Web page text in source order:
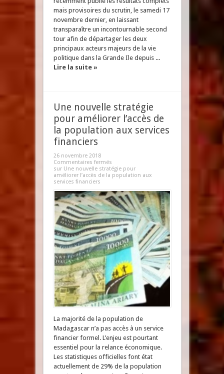
mais provisoires du scrutin, le samedi 17
novembre dernier, en laissant
transparaître un incontournable second
tour afin de départager les deux
principaux acteurs majeurs de la vie
politique dans la Grande Ile depuis ...
Lire la suite »
Une nouvelle stratégie
pour améliorer l’accès de
la population aux services
financiers
26 novembre 2018
Commentaires fermés
sur Une nouvelle stratégie pour
améliorer l’accès de la population aux
services financiers
La majorité de la population de
Madagascar n’a pas accès à un service
financier formel. L’enjeu est pourtant
essentiel pour la relance économique.
Les statistiques officielles font état
actuellement de 29% de la population